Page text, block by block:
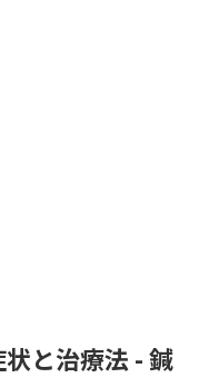
と治療法 - 鍼